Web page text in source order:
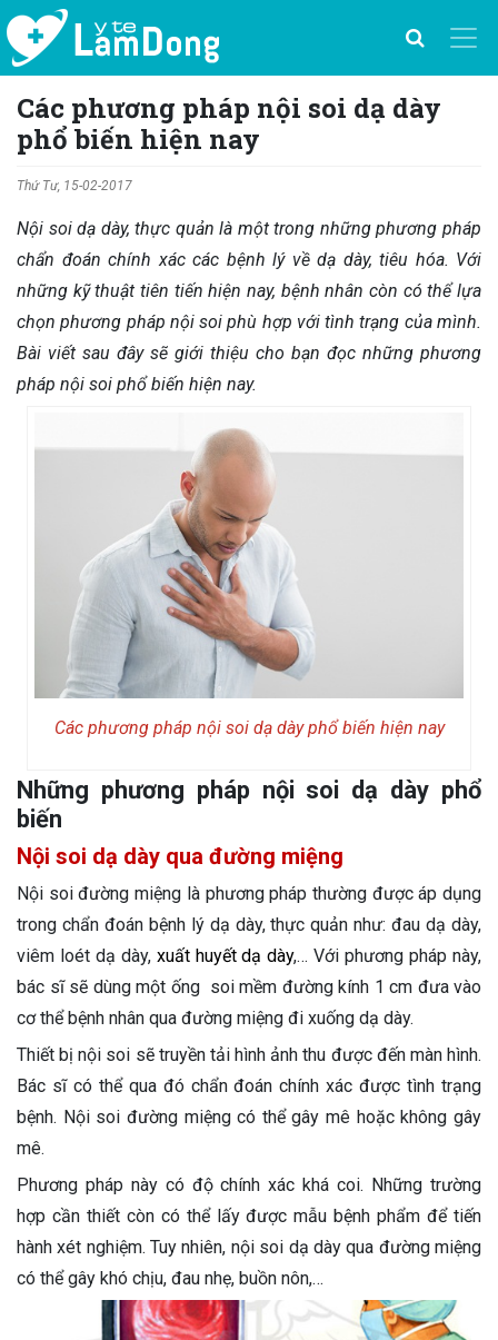
Các phương pháp nội soi dạ dày
phổ biến hiện nay
Thứ Tư, 15-02-2017
Nội soi dạ dày, thực quản là một trong những phương pháp
chẩn đoán chính xác các bệnh lý về dạ dày, tiêu hóa. Với
những kỹ thuật tiên tiến hiện nay, bệnh nhân còn có thể lựa
chọn phương pháp nội soi phù hợp với tình trạng của mình.
Bài viết sau đây sẽ giới thiệu cho bạn đọc những phương
pháp nội soi phổ biến hiện nay.
Các phương pháp nội soi dạ dày phổ biến hiện nay
Những phương pháp nội soi dạ dày phổ
biến
Nội soi dạ dày qua đường miệng
Nội soi đường miệng là phương pháp thường được áp dụng
trong chẩn đoán bệnh lý dạ dày, thực quản như: đau dạ dày,
viêm loét dạ dày, xuất huyết dạ dày,… Với phương pháp này,
bác sĩ sẽ dùng một ống soi mềm đường kính 1 cm đưa vào
cơ thể bệnh nhân qua đường miệng đi xuống dạ dày.
Thiết bị nội soi sẽ truyền tải hình ảnh thu được đến màn hình.
Bác sĩ có thể qua đó chẩn đoán chính xác được tình trạng
bệnh. Nội soi đường miệng có thể gây mê hoặc không gây
mê.
Phương pháp này có độ chính xác khá coi. Những trường
hợp cần thiết còn có thể lấy được mẫu bệnh phẩm để tiến
hành xét nghiệm. Tuy nhiên, nội soi dạ dày qua đường miệng
có thể gây khó chịu, đau nhẹ, buồn nôn,…